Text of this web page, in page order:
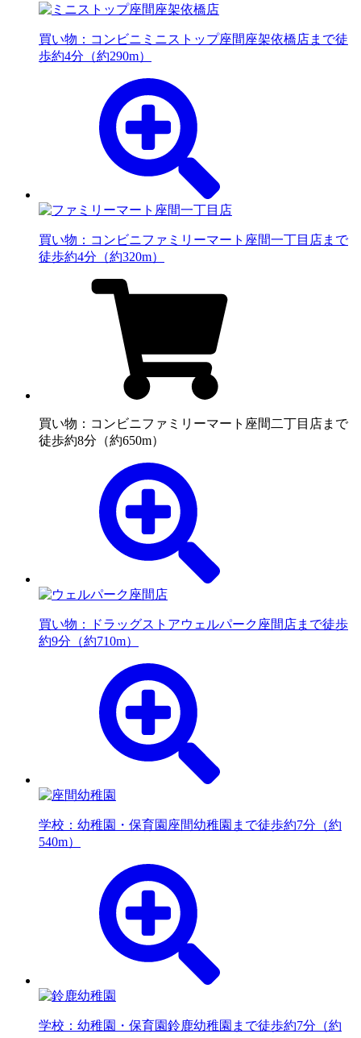
買い物：コンビニ ミニストップ座間座架依橋店まで徒
歩約4分（約290m）
買い物：コンビニファミリーマート座間一丁目店まで
徒歩約4分（約320m）
買い物：コンビニファミリーマート座間二丁目店まで
徒歩約8分（約650m）
買い物：ドラッグストアウェルパーク座間店まで徒歩
約9分（約710m）
学校：幼稚園・保育園 座間幼稚園まで徒歩約7分（約
540m）
学校：幼稚園・保育園鈴鹿幼稚園まで徒歩約7分（約